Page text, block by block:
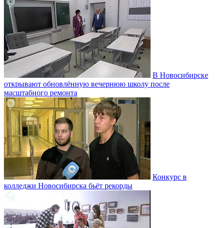
В Новосибирске
открывают обновлённую вечернюю школу после
масштабного ремонта
Конкурс в
колледжи Новосибирска бьёт рекорды